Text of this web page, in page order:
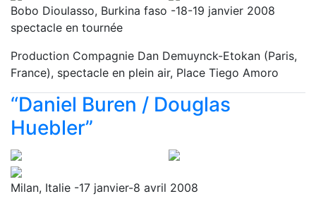
Bobo Dioulasso, Burkina faso -18-19 janvier 2008
spectacle en tournée
Production Compagnie Dan Demuynck-Etokan (Paris,
France), spectacle en plein air, Place Tiego Amoro
“Daniel Buren / Douglas
Huebler”
Milan, Italie -17 janvier-8 avril 2008